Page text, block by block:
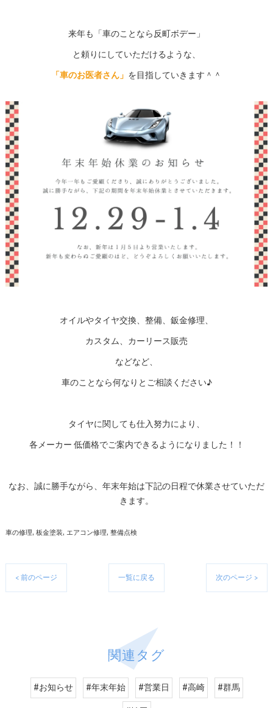
来年も「車のことなら反町ボデー」
と頼りにしていただけるような、
「車のお医者さん」 を目指していきます＾＾
オイルやタイヤ交換、整備、鈑金修理、
カスタム、カーリース販売
などなど、
車のことなら何なりとご相談ください♪
タイヤに関しても仕入努力により、
各メーカー 低価格でご案内できるようになりました！！
なお、誠に勝手ながら、年末年始は下記の日程で休業させていただ
きます。
車の修理 板金塗装 エアコン修理 整備点検
< 前のページ 一覧に戻る 次のページ >
関連タグ
#お知らせ #年末年始 #営業日 #高崎
#群馬